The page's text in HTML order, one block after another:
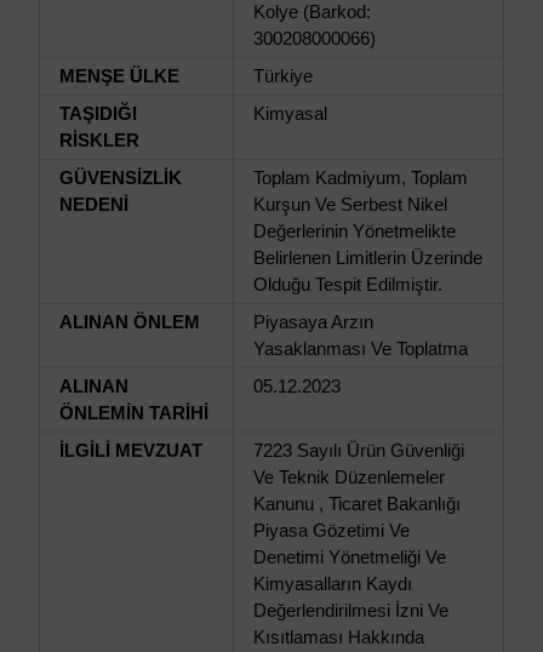
Kolye (Barkod:
300208000066)
MENŞE ÜLKE
Türkiye
TAŞIDIĞI
RİSKLER
Kimyasal
GÜVENSİZLİK
NEDENİ
Toplam Kadmiyum, Toplam
Kurşun Ve Serbest Nikel
Değerlerinin Yönetmelikte
Belirlenen Limitlerin Üzerinde
Olduğu Tespit Edilmiştir.
ALINAN ÖNLEM
Piyasaya Arzın
Yasaklanması Ve Toplatma
ALINAN
ÖNLEMİN TARİHİ
05.12.2023
İLGİLİ MEVZUAT
7223 Sayılı Ürün Güvenliği
Ve Teknik Düzenlemeler
Kanunu , Ticaret Bakanlığı
Piyasa Gözetimi Ve
Denetimi Yönetmeliği Ve
Kimyasalların Kaydı
Değerlendirilmesi İzni Ve
Kısıtlaması Hakkında